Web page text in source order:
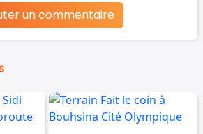
un commentaire